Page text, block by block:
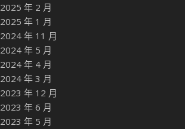
2025 年 2 月
2025 年 1 月
2024 年 11 月
2024 年 5 月
2024 年 4 月
2024 年 3 月
2023 年 12 月
2023 年 6 月
2023 年 5 月